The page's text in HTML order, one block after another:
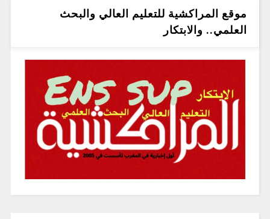
موقع المراكشية للتعليم العالي والبحث
العلمي.. والابتكار